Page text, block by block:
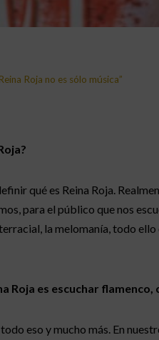
Roja no es sólo música”
qué es Reina Roja.
para el público que nos
la melomanía, todo
Roja es escuchar
todo eso y mucho más. En